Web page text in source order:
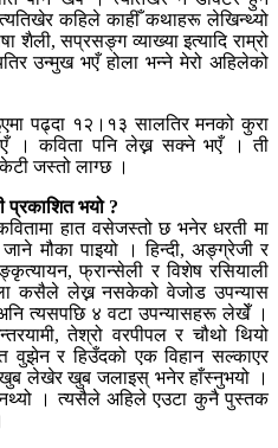
कहिले काहीँ कथाहरू लेखिन्थ्यो
शैली, सप्रसङ्ग व्याख्या इत्यादि राम्रो
उन्मुख भएँ होला भन्ने मेरो अहिलेको
पढ्दा १२।१३ सालतिर मनको कुरा
। कविता पनि लेख्न सक्ने भएँ । ती
जस्तो लाग्छ ।
प्रकाशित भयो ?
हात वसेजस्तो छ भनेर धरती मा
जाने मौका पाइयो । हिन्दी, अङ्ग्रेजी र
फ्रान्सेली र विशेष रसियाली
कसैले लेख्न नसकेको वेजोड उपन्यास
अनि त्यसपछि ४ वटा उपन्यासहरू लेखेँ ।
तेश्रो वरपीपल र चौथो थियो
वुझेन र हिउँदको एक विहान सल्काएर
खुब लेखेर खुब जलाइस् भनेर हाँस्नुभयो ।
। त्यसैले अहिले एउटा कुनै पुस्तक